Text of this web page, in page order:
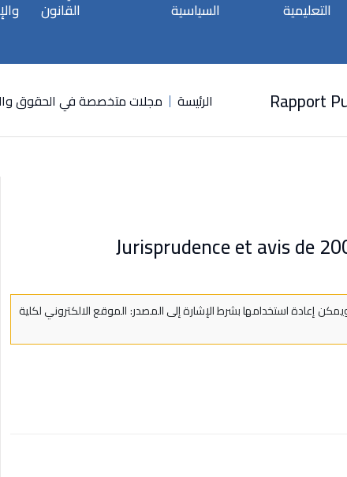
التعليمية السياسية القانون
Rapport الرئيسة مجلات متخصصة في الحقوق
Jurisprudence et avis de
إعادة استخدامها بشرط الإشارة إلى المصدر: الموقع الالكتروني لكلية